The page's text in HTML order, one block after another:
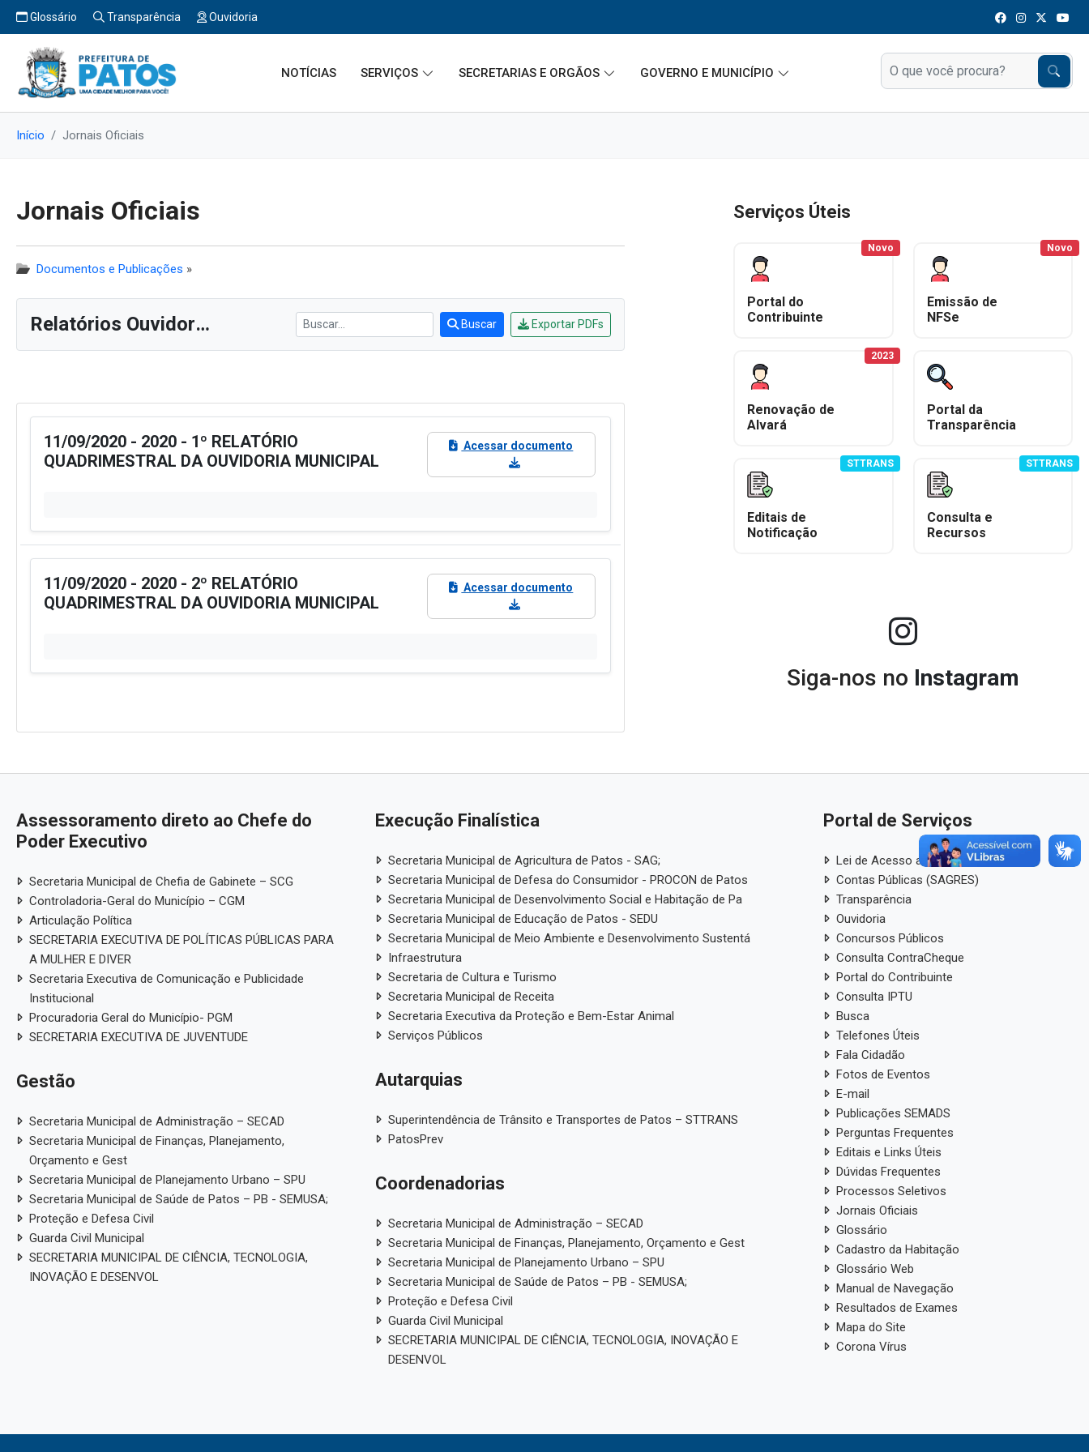
Glossário Transparência Ouvidoria
NOTÍCIAS SERVIÇOS SECRETARIAS E ORGÃOS GOVERNO E MUNICÍPIO
Início Jornais Oficiais
Jornais Oficiais
Documentos e Publicações »
Relatórios Ouvidoria Buscar Exportar PDFs
11/09/2020 - 2020 - 1º RELATÓRIO
QUADRIMESTRAL DA OUVIDORIA MUNICIPAL
Acessar documento
11/09/2020 - 2020 - 2º RELATÓRIO
QUADRIMESTRAL DA OUVIDORIA MUNICIPAL
Acessar documento
Serviços Úteis
Portal do
Contribuinte
Novo
Emissão de
NFSe
Novo
Renovação de
Alvará
2023
Portal da
Transparência
Editais de
Notificação
STTRANS
Consulta e
Recursos
STTRANS
Siga-nos no Instagram
Assessoramento direto ao Chefe do
Poder Executivo
Secretaria Municipal de Chefia de Gabinete – SCG
Controladoria-Geral do Município – CGM
Articulação Política
SECRETARIA EXECUTIVA DE POLÍTICAS PÚBLICAS PARA
A MULHER E DIVER
Secretaria Executiva de Comunicação e Publicidade
Institucional
Procuradoria Geral do Município- PGM
SECRETARIA EXECUTIVA DE JUVENTUDE
Gestão
Secretaria Municipal de Administração – SECAD
Secretaria Municipal de Finanças, Planejamento,
Orçamento e Gest
Secretaria Municipal de Planejamento Urbano – SPU
Secretaria Municipal de Saúde de Patos – PB - SEMUSA;
Proteção e Defesa Civil
Guarda Civil Municipal
SECRETARIA MUNICIPAL DE CIÊNCIA, TECNOLOGIA,
INOVAÇÃO E DESENVOL
Execução Finalística
Secretaria Municipal de Agricultura de Patos - SAG;
Secretaria Municipal de Defesa do Consumidor - PROCON de Patos
Secretaria Municipal de Desenvolvimento Social e Habitação de Pa
Secretaria Municipal de Educação de Patos - SEDU
Secretaria Municipal de Meio Ambiente e Desenvolvimento Sustentá
Infraestrutura
Secretaria de Cultura e Turismo
Secretaria Municipal de Receita
Secretaria Executiva da Proteção e Bem-Estar Animal
Serviços Públicos
Autarquias
Superintendência de Trânsito e Transportes de Patos – STTRANS
PatosPrev
Coordenadorias
Secretaria Municipal de Administração – SECAD
Secretaria Municipal de Finanças, Planejamento, Orçamento e Gest
Secretaria Municipal de Planejamento Urbano – SPU
Secretaria Municipal de Saúde de Patos – PB - SEMUSA;
Proteção e Defesa Civil
Guarda Civil Municipal
SECRETARIA MUNICIPAL DE CIÊNCIA, TECNOLOGIA, INOVAÇÃO E
DESENVOL
Portal de Serviços
Lei de Acesso a Informação
Contas Públicas (SAGRES)
Transparência
Ouvidoria
Concursos Públicos
Consulta ContraCheque
Portal do Contribuinte
Consulta IPTU
Busca
Telefones Úteis
Fala Cidadão
Fotos de Eventos
E-mail
Publicações SEMADS
Perguntas Frequentes
Editais e Links Úteis
Dúvidas Frequentes
Processos Seletivos
Jornais Oficiais
Glossário
Cadastro da Habitação
Glossário Web
Manual de Navegação
Resultados de Exames
Mapa do Site
Corona Vírus